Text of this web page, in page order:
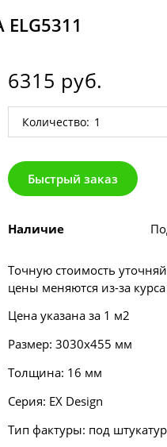
6315 руб.
Количество:
Быстрый заказ
Наличие
Точную стоимость
цены меняются из-за
Цена указана за 1 м2
Размер: 3030х455 мм
Толщина: 16 мм
Серия: EX Design
Тип фактуры: под